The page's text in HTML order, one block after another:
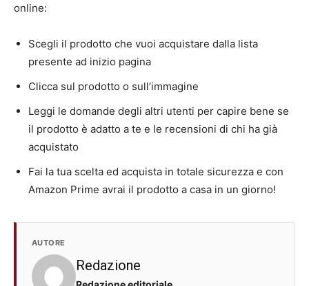
online:
Scegli il prodotto che vuoi acquistare dalla lista
presente ad inizio pagina
Clicca sul prodotto o sull’immagine
Leggi le domande degli altri utenti per capire bene se
il prodotto è adatto a te e le recensioni di chi ha già
acquistato
Fai la tua scelta ed acquista in totale sicurezza e con
Amazon Prime avrai il prodotto a casa in un giorno!
AUTORE
Redazione